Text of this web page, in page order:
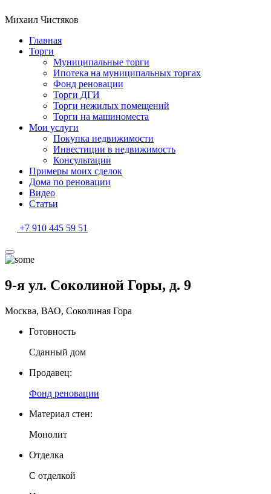
Михаил Чистяков
Главная
Торги
Муниципальные торги
Ипотека на муниципальных торгах
Фонд реновации
Торги ДГИ
Торги нежилых помещений
Торги на машиноместа
Мои услуги
Покупка недвижимости
Инвестиции в недвижимость
Консультации
Примеры моих сделок
Дома по реновации
Видео
Статьи
+7 910 445 59 51
9-я ул. Соколиной Горы, д. 9
Москва, ВАО, Соколиная Гора
Готовность
Сданный дом
Продавец:
Фонд реновации
Материал стен:
Монолит
Отделка
С отделкой